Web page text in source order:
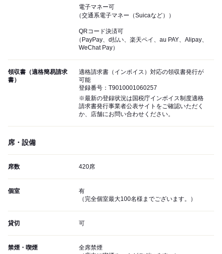
電子マネー可
（交通系電子マネー（Suicaなど））
QRコード決済可
（PayPay、d払い、楽天ペイ、au PAY、Alipay、
WeChat Pay）
領収書（適格簡易請求
書）
適格請求書（インボイス）対応の領収書発行が
可能
登録番号：T9010001060257
※最新の登録状況は国税庁インボイス制度適格
請求書発行事業者公表サイトをご確認いただく
か、店舗にお問い合わせください。
席・設備
席数 420席
個室
有
（完全個室最大100名様までございます。）
貸切 可
禁煙・喫煙
全席禁煙